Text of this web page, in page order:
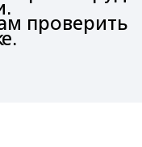
проверить